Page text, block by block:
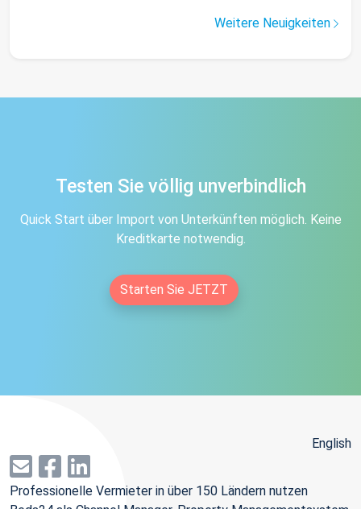
Weitere Neuigkeiten
Testen Sie völlig unverbindlich
Quick Start über Import von Unterkünften möglich. Keine
Kreditkarte notwendig.
Starten Sie JETZT
English
Professionelle Vermieter in über 150 Ländern nutzen